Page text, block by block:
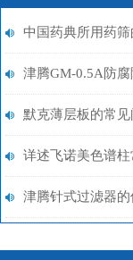
中国药典所用药
和目数对照表
津腾GM-0.5A防腐
介绍
默克薄层板的常
决方法分享
详述飞诺美色谱柱
相应解决措施
津腾针式过滤器